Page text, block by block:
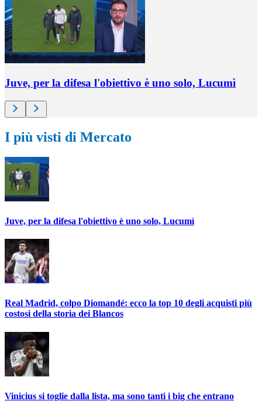
Juve, per la difesa l'obiettivo è uno solo, Lucumì
I più visti di Mercato
Juve, per la difesa l'obiettivo è uno solo, Lucumì
Real Madrid, colpo Diomandé: ecco la top 10 degli acquisti più
costosi della storia dei Blancos
Vinicius si toglie dalla lista, ma sono tanti i big che entrano